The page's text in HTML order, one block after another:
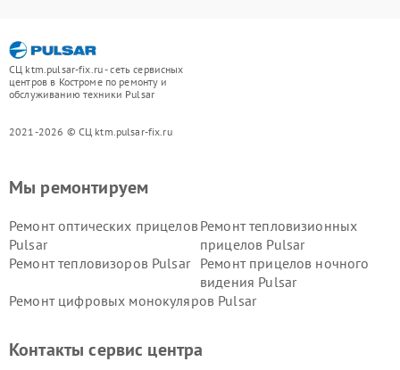
СЦ ktm.pulsar-fix.ru - сеть сервисных
центров в Костроме по ремонту и
обслуживанию техники Pulsar
2021-2026 © СЦ ktm.pulsar-fix.ru
Мы ремонтируем
Ремонт оптических прицелов
Pulsar
Ремонт тепловизионных
прицелов Pulsar
Ремонт тепловизоров Pulsar
Ремонт прицелов ночного
видения Pulsar
Ремонт цифровых монокуляров Pulsar
Контакты сервис центра